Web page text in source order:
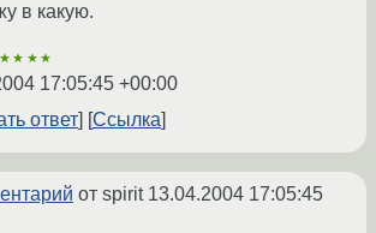
в какую.
17:05:45 +00:00
ответ
Ссылка
от spirit 13.04.2004 17:05:45